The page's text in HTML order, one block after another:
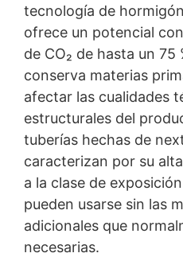
tecnología de
ofrece un potencial
de CO₂ de hasta un 75
conserva materias
afectar las cualidades
estructurales del
tuberías hechas de
caracterizan por su
a la clase de
pueden usarse sin las
adicionales que
necesarias.